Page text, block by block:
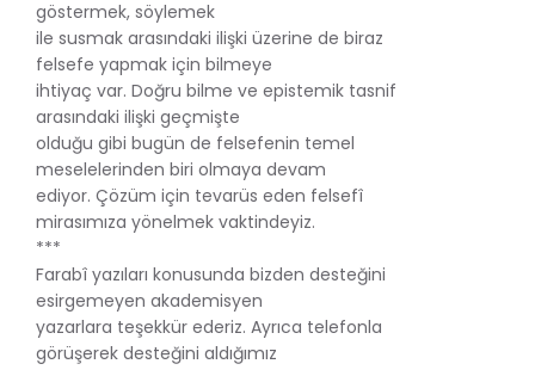
göstermek, söylemek
ile susmak arasındaki ilişki üzerine de biraz
felsefe yapmak için bilmeye
ihtiyaç var. Doğru bilme ve epistemik tasnif
arasındaki ilişki geçmişte
olduğu gibi bugün de felsefenin temel
meselelerinden biri olmaya devam
ediyor. Çözüm için tevarüs eden felsefî
mirasımıza yönelmek vaktindeyiz.
***
Farabî yazıları konusunda bizden desteğini
esirgemeyen akademisyen
yazarlara teşekkür ederiz. Ayrıca telefonla
görüşerek desteğini aldığımız